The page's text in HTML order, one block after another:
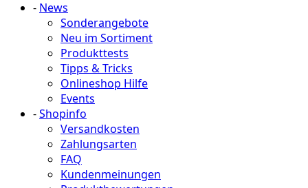
- News
Sonderangebote
Neu im Sortiment
Produkttests
Tipps & Tricks
Onlineshop Hilfe
Events
-Shopinfo
Versandkosten
Zahlungsarten
FAQ
Kundenmeinungen